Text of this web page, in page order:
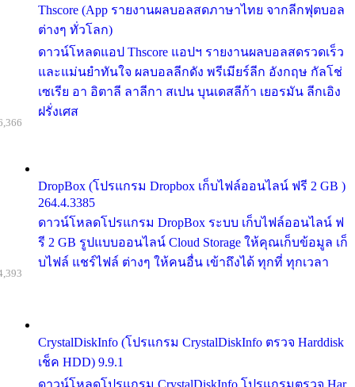
Thscore (App รายงานผลบอลสดภาษาไทย จากลีกฟุตบอล
ต่างๆ ทั่วโลก)
ดาวน์โหลดแอป Thscore แอปฯ รายงานผลบอลสดรวดเร็ว
และแม่นยำทันใจ ผลบอลลีกดัง พรีเมียร์ลีก อังกฤษ กัลโช่
เซเรีย อา อิตาลี ลาลีกา สเปน บุนเดสลีก้า เยอรมัน ลีกเอิง
ฝรั่งเศส
DropBox (โปรแกรม Dropbox เก็บไฟล์ออนไลน์ ฟรี 2 GB )
264.4.3385
ดาวน์โหลดโปรแกรม DropBox ระบบ เก็บไฟล์ออนไลน์ ฟ
รี 2 GB รูปแบบออนไลน์ Cloud Storage ให้คุณเก็บข้อมูล เก็
บไฟล์ แชร์ไฟล์ ต่างๆ ให้คนอื่น เข้าถึงได้ ทุกที่ ทุกเวลา
CrystalDiskInfo (โปรแกรม CrystalDiskInfo ตรวจ Harddisk
เช็ค HDD) 9.9.1
ดาวน์โหลดโปรแกรม CrystalDiskInfo โปรแกรมตรวจ Har